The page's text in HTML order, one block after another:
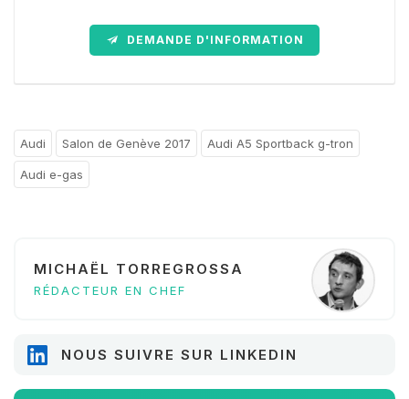
DEMANDE D'INFORMATION
Audi Salon de Genève 2017 Audi A5 Sportback g-tron
Audi e-gas
MICHAËL TORREGROSSA
RÉDACTEUR EN CHEF
NOUS SUIVRE SUR LINKEDIN